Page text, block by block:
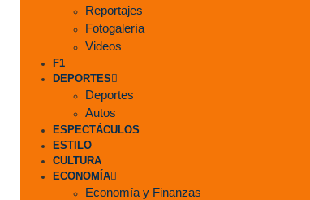
Reportajes
Fotogalería
Videos
F1
DEPORTES
Deportes
Autos
ESPECTÁCULOS
ESTILO
CULTURA
ECONOMÍA
Economía y Finanzas